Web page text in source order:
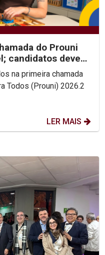
do Prouni
candidatos devem
na primeira chamada
Todos (Prouni) 2026.2
LER MAIS